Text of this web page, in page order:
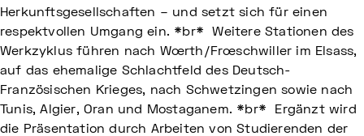
Herkunftsgesellschaften – und setzt sich für einen
respektvollen Umgang ein. *br* Weitere Stationen des
Werkzyklus führen nach Wœrth/Frœschwiller im Elsass,
auf das ehemalige Schlachtfeld des Deutsch-
Französischen Krieges, nach Schwetzingen sowie nach
Tunis, Algier, Oran und Mostaganem. *br* Ergänzt wird
die Präsentation durch Arbeiten von Studierenden der